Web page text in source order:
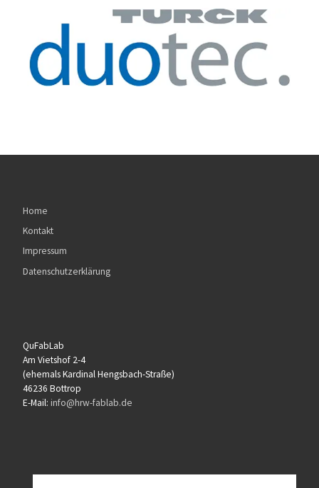
Home
Kontakt
Impressum
Datenschutzerklärung
QuFabLab
Am Vietshof 2-4
(ehemals Kardinal Hengsbach-Straße)
46236 Bottrop
E-Mail: info@hrw-fablab.de